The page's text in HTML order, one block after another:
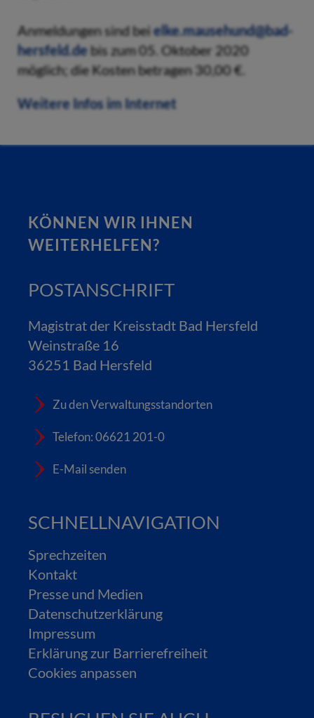
Anmeldungen sind beielke.mausehund@bad-
hersfeld.debis zum 05. Oktober 2020
möglich; die Kosten betragen 30,00 €.
Weitere Infos im Internet
KÖNNEN WIR IHNEN
WEITERHELFEN?
POSTANSCHRIFT
Magistrat der Kreisstadt Bad Hersfeld
Weinstraße 16
36251 Bad Hersfeld
Zu den Verwaltungsstandorten
Telefon: 06621 201-0
E-Mail senden
SCHNELLNAVIGATION
Sprechzeiten
Kontakt
Presse und Medien
Datenschutzerklärung
Impressum
Erklärung zur Barrierefreiheit
Cookies anpassen